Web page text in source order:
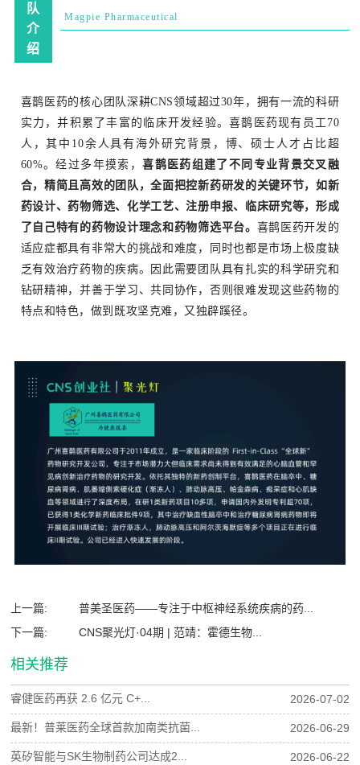
队
介
绍
Magpie Pharmaceutical
喜鹊医药的核心团队深耕CNS领域超过30年，拥有一流的科研
实力，并积累了丰富的临床开发经验。喜鹊医药现有员工70
人，其中10余人具有海外研究背景，博、硕士人才占比超
60%。经过多年摸索，喜鹊医药组建了不同专业背景交叉融
合，精简且高效的团队，全面把控新药研发的关键环节，如新
药设计、药物筛选、化学工艺、注册申报、临床研究等，形成
了自己特有的药物设计理念和药物筛选平台。 喜鹊医药开发的
适应症都具有非常大的挑战和难度，同时也都是市场上极度缺
乏有效治疗药物的疾病。因此需要团队具有扎实的科学研究和
钻研精神，并善于学习、共同协作，否则很难发现这些药物的
特点和特色，做到既攻坚克难，又独辟蹊径。
上一篇:
普美圣医药——专注于中枢神经系统疾病的药...
下一篇:
CNS聚光灯·04期 | 范靖：霍德生物...
相关推荐
睿健医药再获 2.6 亿元 C+... 2026-07-02
最新！普莱医药全球首款加南类抗菌... 2026-06-29
英矽智能与SK生物制药公司达成2... 2026-06-22